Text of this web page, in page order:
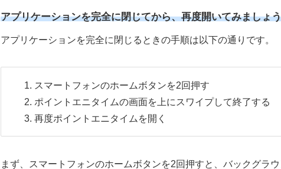
アプリケーションを完全に閉じてから、再度開いてみましょ
アプリケーションを完全に閉じるときの手順は以下の通りです。
スマートフォンのホームボタンを2回押す
ポイントエニタイムの画面を上にスワイプして終了する
再度ポイントエニタイムを開く
まず、スマートフォンのホームボタンを2回押すと、バックグラ